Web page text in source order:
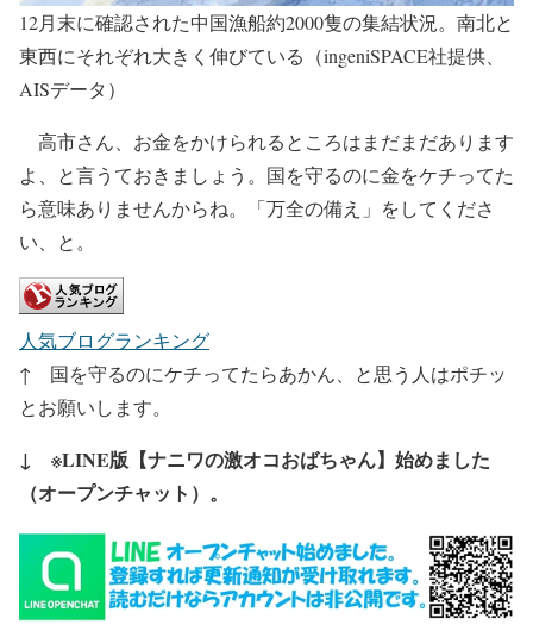
12月末に確認された中国漁船約2000隻の集結状況。南北と
東西にそれぞれ大きく伸びている（ingeniSPACE社提供、
AISデータ）
高市さん、お金をかけられるところはまだまだあります
よ、と言うておきましょう。国を守るのに金をケチってた
ら意味ありませんからね。「万全の備え」をしてくださ
い、と。
人気ブログランキング
↑ 国を守るのにケチってたらあかん、と思う人はポチッ
とお願いします。
↓ ※LINE版【ナニワの激オコおばちゃん】始めました
（オープンチャット）。